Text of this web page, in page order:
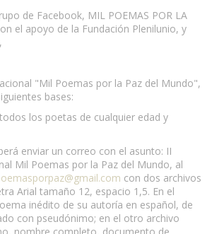
de Facebook, MIL POEMAS POR LA
el apoyo de la Fundación Plenilunio, y
"Mil Poemas por la Paz del Mundo",
bases:
los poetas de cualquier edad y
enviar un correo con el asunto: II
Mil Poemas por la Paz del Mundo, al
con dos archivos
Arial tamaño 12, espacio 1,5. En el
inédito de su autoría en español, de
con pseudónimo; en el otro archivo
nombre completo, documento de